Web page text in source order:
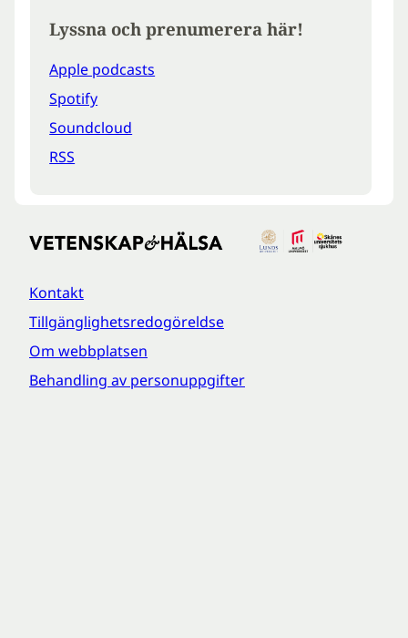
Lyssna och prenumerera här!
Apple podcasts
Spotify
Soundcloud
RSS
Kontakt
Tillgänglighetsredogöreldse
Om webbplatsen
Behandling av personuppgifter